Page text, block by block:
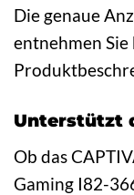
Die genaue
entnehmen
Unterstützt
Ob das
Gaming I82-